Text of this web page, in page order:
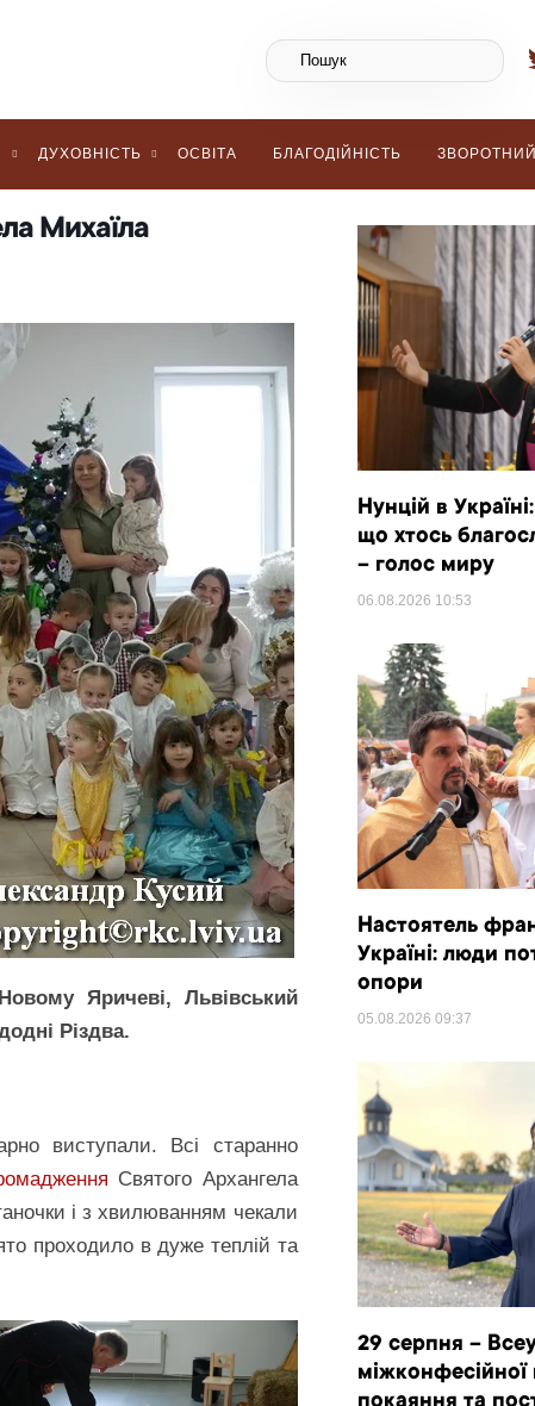
ДУХОВНІСТЬ ОСВІТА БЛАГОДІЙНІСТЬ ЗВОРОТНИЙ
Михаїла
Яричеві, Львівський
Різдва.
виступали. Всі старанно
Святого Архангела
і з хвилюванням чекали
проходило в дуже теплій та
Нунцій в
що хтось
– голос миру
06.08.2026 10:53
Настоятель
Україні: люди
опори
05.08.2026 09:37
29 серпня –
міжконфесійної